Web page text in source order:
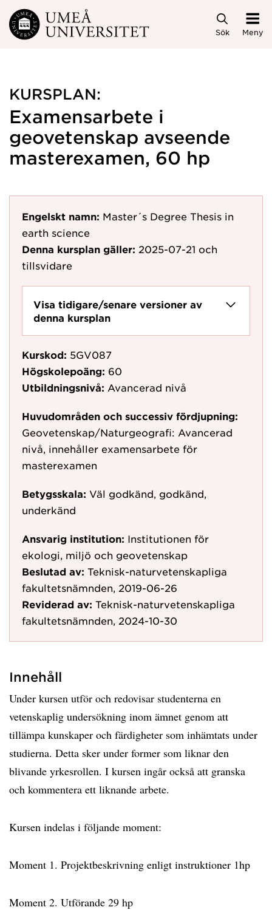
Hoppa direkt till innehållet
Sök Meny
KURSPLAN:
Examensarbete i
geovetenskap avseende
masterexamen, 60 hp
Engelskt namn: Master´s Degree Thesis in
earth science
Denna kursplan gäller: 2025-07-21 och
tillsvidare
Visa tidigare/senare versioner av
denna kursplan
Kurskod: 5GV087
Högskolepoäng: 60
Utbildningsnivå: Avancerad nivå
Huvudområden och successiv fördjupning:
Geovetenskap/Naturgeografi: Avancerad
nivå, innehåller examensarbete för
masterexamen
Betygsskala: Väl godkänd, godkänd,
underkänd
Ansvarig institution: Institutionen för
ekologi, miljö och geovetenskap
Beslutad av: Teknisk-naturvetenskapliga
fakultetsnämnden, 2019-06-26
Reviderad av: Teknisk-naturvetenskapliga
fakultetsnämnden, 2024-10-30
Innehåll
Under kursen utför och redovisar studenterna en
vetenskaplig undersökning inom ämnet genom att
tillämpa kunskaper och färdigheter som inhämtats under
studierna. Detta sker under former som liknar den
blivande yrkesrollen. I kursen ingår också att granska
och kommentera ett liknande arbete.
Kursen indelas i följande moment:
Moment 1. Projektbeskrivning enligt instruktioner 1hp
Moment 2. Utförande 29 hp